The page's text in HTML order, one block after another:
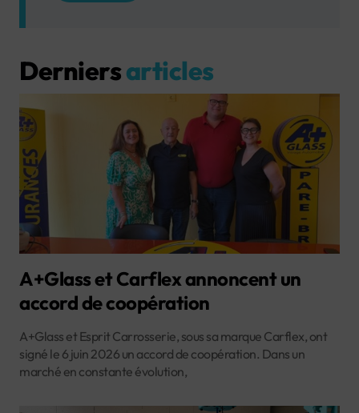
Derniersarticles
A+Glass et Carflex annoncent un
accord de coopération
A+Glass et Esprit Carrosserie, sous sa marque Carflex, ont
signé le 6 juin 2026 un accord de coopération. Dans un
marché en constante évolution,